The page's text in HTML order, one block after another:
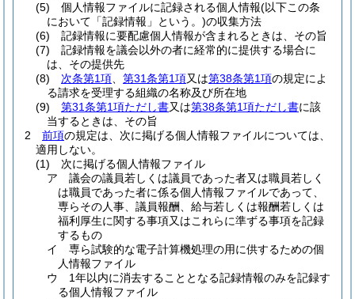
(5)
個人情報ファイルに記録される個人情報(以下この条
において「記録情報」という。)の収集方法
(6)
記録情報に要配慮個人情報が含まれるときは、その旨
(7)
記録情報を議会以外の者に経常的に提供する場合に
は、その提供先
(8)
次条第1項 第31条第1項又は第38条第1項の規定によ
る請求を受理する組織の名称及び所在地
(9)
第31条第1項ただし書又は第38条第1項ただし書に該
当するときは、その旨
2
前項の規定は、次に掲げる個人情報ファイルについては、
適用しない。
(1)
次に掲げる個人情報ファイル
ア
議会の議員若しくは議員であった者又は職員若しく
は職員であった者に係る個人情報ファイルであって、
専らその人事、議員報酬、給与若しくは報酬若しくは
福利厚生に関する事項又はこれらに準ずる事項を記録
するもの
イ
専ら試験的な電子計算機処理の用に供するための個
人情報ファイル
ウ
1年以内に消去することとなる記録情報のみを記録す
る個人情報ファイル